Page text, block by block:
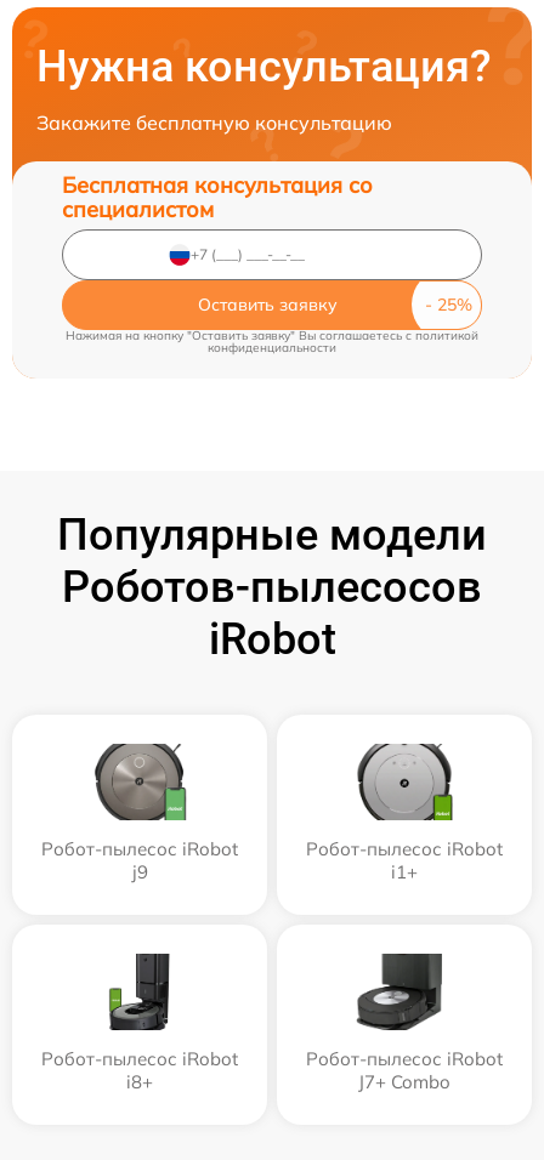
Нужна консультация?
Закажите бесплатную консультацию
Бесплатная консультация со
специалистом
Оставить заявку
Нажимая на кнопку "Оставить заявку" Вы соглашаетесь cполитикой
конфиденциальности
Популярные модели
Роботов-пылесосов
iRobot
Робот-пылесос iRobot
j9
Робот-пылесос iRobot
i1+
Робот-пылесос iRobot
i8+
Робот-пылесос iRobot
J7+ Combo